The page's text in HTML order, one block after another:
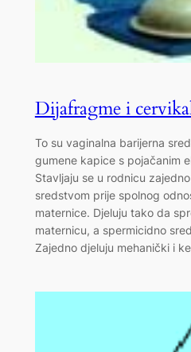
Dijafragme i
To su vaginalna barijerna
gumene kapice s pojačanim
Stavljaju se u rodnicu
sredstvom prije spolnog
maternice. Djeluju tako da
maternicu, a spermicidno
Zajedno djeluju mehanički i